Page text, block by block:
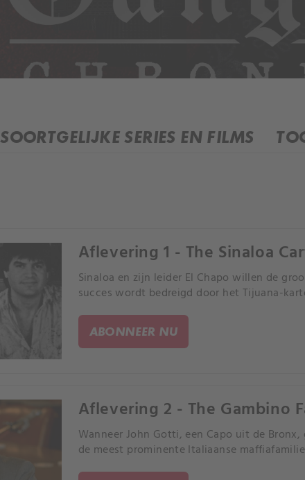
SOORTGELIJKE SERIES EN FILMS
Aflevering 1 - The Sinaloa
Sinaloa en zijn leider El Chapo willen de
succes wordt bedreigd door het Tijuana-
ABONNEER NU
Aflevering 2 - The Gambino
Wanneer John Gotti, een Capo uit de
de meest prominente Italiaanse